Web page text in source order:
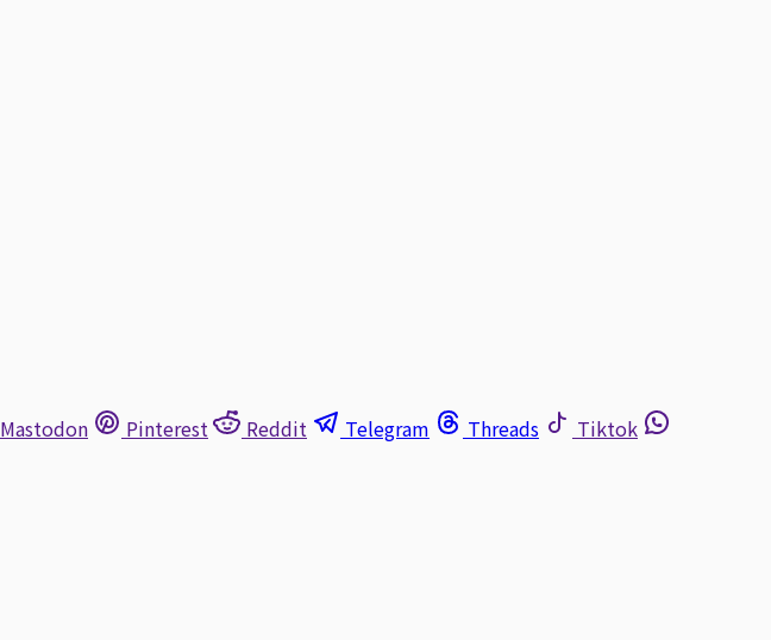
Mastodon Pinterest Reddit Telegram Threads
Tiktok